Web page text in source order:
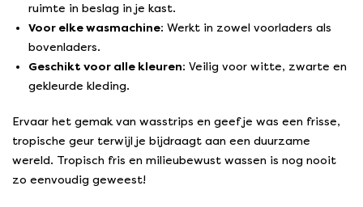
ruimte in beslag in je kast.
Voor elke wasmachine: Werkt in zowel voorladers als
bovenladers.
Geschikt voor alle kleuren: Veilig voor witte, zwarte en
gekleurde kleding.
Ervaar het gemak van wasstrips en geef je was een frisse,
tropische geur terwijl je bijdraagt aan een duurzame
wereld. Tropisch fris en milieubewust wassen is nog nooit
zo eenvoudig geweest!